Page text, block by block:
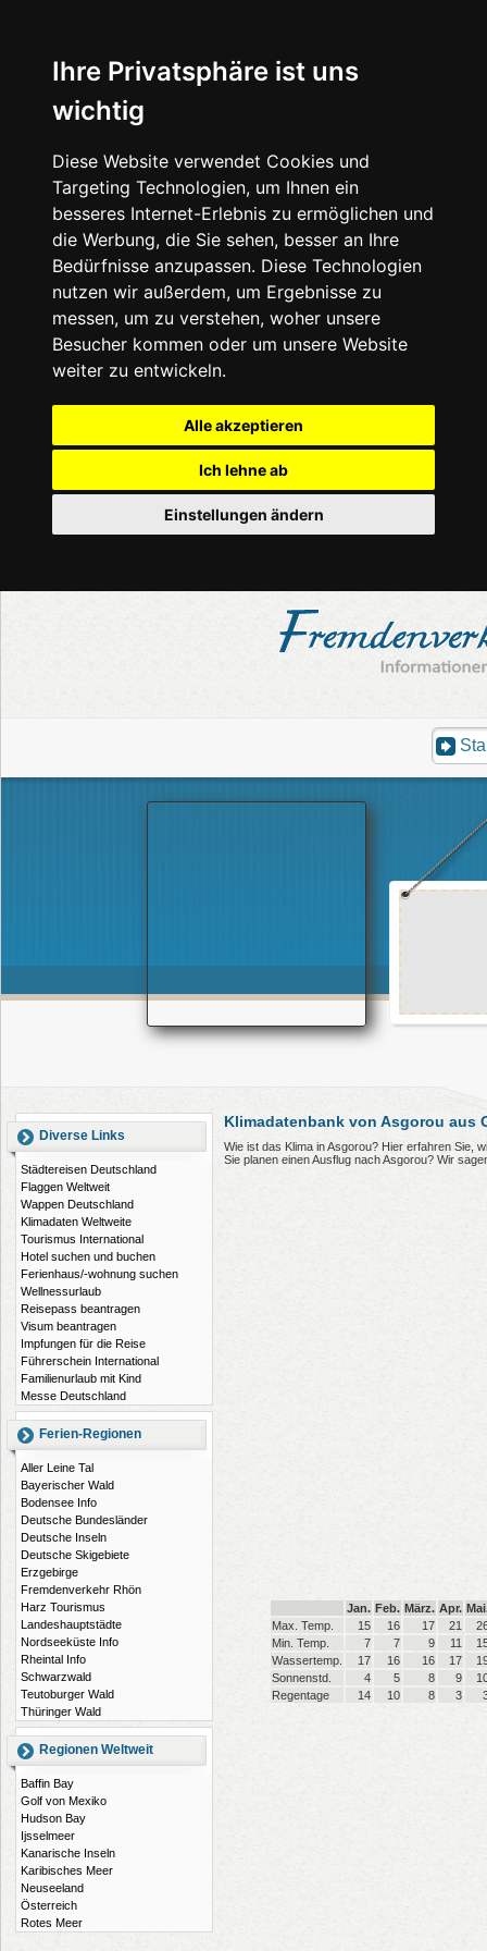
Ihre Privatsphäre ist uns
wichtig
Diese Website verwendet Cookies und
Targeting Technologien, um Ihnen ein
besseres Internet-Erlebnis zu ermöglichen und
die Werbung, die Sie sehen, besser an Ihre
Bedürfnisse anzupassen. Diese Technologien
nutzen wir außerdem, um Ergebnisse zu
messen, um zu verstehen, woher unsere
Besucher kommen oder um unsere Website
weiter zu entwickeln.
Alle akzeptieren
Ich lehne ab
Einstellungen ändern
Diverse Links
Städtereisen Deutschland
Flaggen Weltweit
Wappen Deutschland
Klimadaten Weltweite
Tourismus International
Hotel suchen und buchen
Ferienhaus/-wohnung suchen
Wellnessurlaub
Reisepass beantragen
Visum beantragen
Impfungen für die Reise
Führerschein International
Familienurlaub mit Kind
Messe Deutschland
Ferien-Regionen
Aller Leine Tal
Bayerischer Wald
Bodensee Info
Deutsche Bundesländer
Deutsche Inseln
Deutsche Skigebiete
Erzgebirge
Fremdenverkehr Rhön
Harz Tourismus
Landeshauptstädte
Nordseeküste Info
Rheintal Info
Schwarzwald
Teutoburger Wald
Thüringer Wald
Regionen Weltweit
Baffin Bay
Golf von Mexiko
Hudson Bay
Ijsselmeer
Kanarische Inseln
Karibisches Meer
Neuseeland
Österreich
Rotes Meer
Klimadatenbank von Asgorou aus
Wie ist das Klima in Asgorou? Hier erfahren Sie,
Sie planen einen Ausflug nach Asgorou? Wir
Jan. Feb. März. Apr.
Max. Temp.
15 16 17 21
Min. Temp.
7 7 9 11
Wassertemp.
17 16 16 17
Sonnenstd.
4 5 8 9
Regentage
14 10 8 3